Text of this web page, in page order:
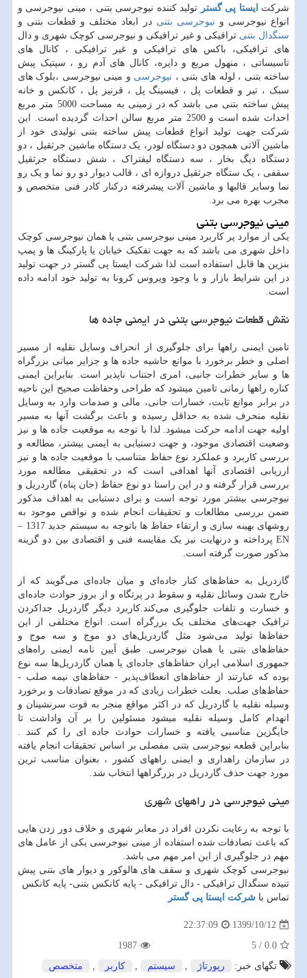
شرکت ایستا پی گستر تولید کننده نیوجرسی بتنی ، مینی نیوجرسی و
انواع نیوجرسی و نیوجرسی بتنی در ابعاد مختلف و قطعات بتنی و
سنگدال بتنی ترافیکی و غیر ترافیکی و نیوجرسی کوچک شهری و دال
های ترافیکی، باکس های ترافیکی و غیر ترافیکی ، کانال های
تاسیساتی ، منهول مربع و دایره، کانال های آدم رو ، سپتیک پیش
ساخته بتنی ، لوله های بتنی ، نیوجرسی و مینی نیوجرسی ،بلوک های
سبک ، تیر و قطعات پل ، فیسینگ پل ، قرنیز پل ، کانکس و خانه
پیش ساخته بتنی می باشد که در زمینی به مساحت 5000 متر مربع
احداث شده است و 2500 متر مربع سالن احداث گردیده است. این
شرکت جهت تولید انواع قطعات پیش ساخته بتنی تولیدی خود از
ماشین آلاتی همچون دو دستگاه لودر، یک دستگاه ماشین جرثقیل ، دو
دستگاه دیگ بخار ، سه دستگاه لیفتراک ، شش دستگاه جرثقیل
سقفی ، یک ستگاه جرثقیل دروازه ای ، قالب دیوار دو رو نما و یک رو
نما وسایر قالبها و ماشین آلات پیشرفته درکنار کادر فنی متخصص و
مجرب بهره می برد.
مینی نیوجرسی بتنی
یکی از موارد پر کاربرد مینی نیوجرسی بتنی یا همان نیوجرسی کوچک
داخل شهری می باشد که به جهت تفکیک خیابان یا پارکینگ ها و پمپ
بنزین ها قابل استفاده است لذا شرکت ایستا پی گستر در جهت تولید
در این شرایط بازار و با وجود ویروس کرونا به تولید خود ادامه داده
است.
نقش قطعات نیوجرسی بتنی در ایمنی جاده ها
تامین ایمنی راهها برای جلوگیری از انحراف وسایل نقلیه از مسیر
اصلی و خطر برخورد با موانع حاشیه جاده ها و جزایر میانی بزرگراه
ها و سایر خطرات جانبی، امری اجتناب ناپذیر است. بنابراین ایمنی
کناره راهها زمانی تامین میشود که طراحی وحفاظت صحیح این ناحیه
در برابر موانع ثابت، خسارات جانی، مالی و صدمات وارد به وسایل
نقلیه منحرف شده به حداقل رسیده و باعث برگشت آنها به مسیر
اولیه جهت ادامه حرکت میشود. لذا با توجه به موقعیت جاده ها و نیز
وضعیت اقتصادی موجود، و جهت دستیابی به ایمنی بیشتر، مطالعه و
بررسی کاربرد و عملکرد نوع حفاظ متناسب با موقعیت جاده ها و نیز
ارزیابی اقتصادی آنها اهدافی است که در تحقیقی مطالعه مورد
بررسی قرار گرفته و در این راستا دو نوع حفاظ (جان پناه) گاردریل و
نیوجرسی بیشتر مورد توجه است و برای دستیابی به اهداف مذکور
ضمن بررسی مطالعات و تحقیقات انجام شده و نواقص موجود به
روشهای بهینه سازی و ارتقاء حفاظ ها باتوجه به سیستم جدید 1317 –
EN پرداخته و درنهایت نیز یک مقایسه فنی و اقتصادی بین دو گزینه
مذکور صورت گرفته است.
گاردریل به حفاظ‌های کنار جاده‌ای و میان جاده‌ای می‌گویند که از
خارج شدن وسائل نقلیه و سقوط در پرتگاه و از بروز حوادث جاده‌ای
و خسارت و تلفات جلوگیری می‌کند.کاربرد دیگر گاردریل جداکردن
ترافیک جهت‌های مختلف یک بزرگراه است. انواع مختلفی از این
حفاظ‌ها تولید می‌شود مثل گاردریل‌های دو موج و سه موج و
حفاظ‌های بتنی یا همان نیوجرسی. طبق آیین نامه ایمنی راه‌های
جمهوری اسلامی ایران حفاظ‌های جاده‌ای یا همان گاردریل‌ها سه نوع
بوده که عبارتند از حفاظ‌های انعطاف‌پذیر - حفاظ‌های نیمه صلب -
حفاظ‌های صلب. بعلت خطرات زیادی که در موقع تصادفات و برخورد
وسیله نقلیه با گاردریل که در اکثر مواقع منجر به فوت سرنشینان و
انهدام کامل وسیله نقلیه میشود مسئولین را بر آن واداشت تا
جایگزین مناسبی یافته و خسارات حوادث جاده ای را کم کنند .
بنابراین قطعه نیوجرسی بتنی مفصلی بر اساس تحقیقات انجام یافته
در سازمان راهداری و ایمنی راههای کشور ، بعنوان مناسب ترین
مورد جهت حذف گاردریل در بزرگراهها انتخاب شد.
مینی نیوجرسی در راههای شهری
با توجه به رعایت نکردن افراد در معابر شهری و خلاف دور زدن هایی
که باعث تصادفات شده استفاده از مینی نیوجرسی یکی از عامل های
مهم در جلوگیری از این امر مهم می باشد.
نیوجرسی کوچک شهری و ​سقف های هالوکور و دیوار های بتنی پیش
تنیده سنگدال ترافیکی - دال ترافیکی - پایه کانکس بتنی- پایه کانکس
تماس با شرکت ایستا پی گستر
1399/10/12
22:37:09
0.0
/
5
1987
تگهای خبر:
رپورتاژ , سیستم , كاربر , متخصص